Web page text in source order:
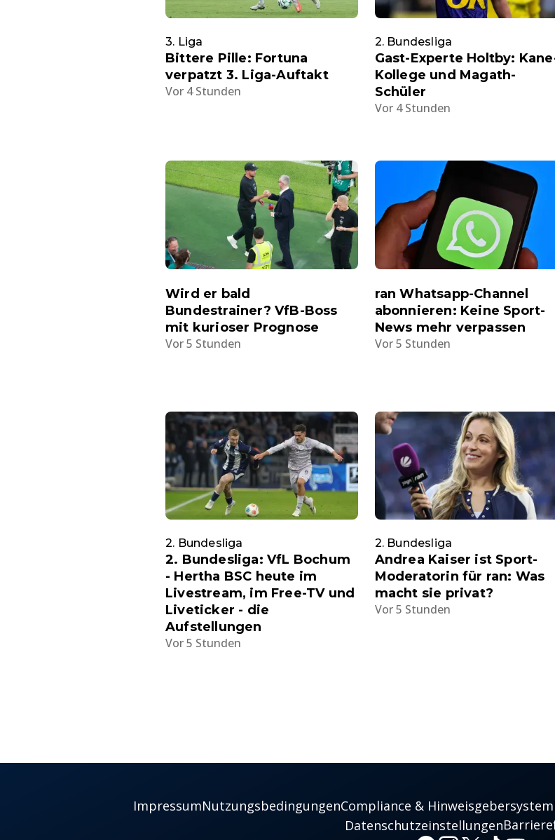
3. Liga
Bittere Pille: Fortuna
verpatzt 3. Liga-Auftakt
Vor 4 Stunden
2. Bundesliga
Gast-Experte Holtby:
Kollege und Magath-
Schüler
Vor 4 Stunden
Wird er bald
Bundestrainer? VfB-Boss
mit kurioser Prognose
Vor 5 Stunden
ran Whatsapp-Channel
abonnieren: Keine Sport-
News mehr verpassen
Vor 5 Stunden
2. Bundesliga
2. Bundesliga: VfL Bochum
- Hertha BSC heute im
Livestream, im Free-TV und
Liveticker - die
Aufstellungen
Vor 5 Stunden
2. Bundesliga
Andrea Kaiser ist Sport-
Moderatorin für ran: Was
macht sie privat?
Vor 5 Stunden
ImpressumNutzungsbedingungenCompliance & Hinweisgebersystem
Datenschutzeinstellungen